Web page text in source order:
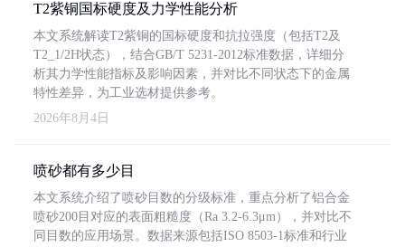
T2紫铜国标硬度及力学性能分析
本文系统解读T2紫铜的国标硬度和抗拉强度（包括T2及
T2_1/2H状态），结合GB/T 5231-2012标准数据，详细分
析其力学性能指标及影响因素，并对比不同状态下的金属
特性差异，为工业选材提供参考。
2026年8月4日
喷砂都有多少目
本文系统介绍了喷砂目数的分级标准，重点分析了铝合金
喷砂200目对应的表面粗糙度（Ra 3.2-6.3μm），并对比不
同目数的应用场景。数据来源包括ISO 8503-1标准和行业